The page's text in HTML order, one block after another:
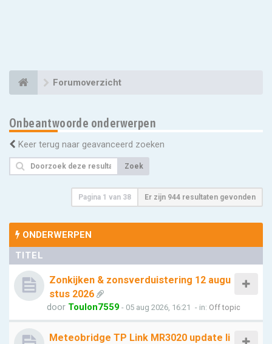
Forumoverzicht
Onbeantwoorde onderwerpen
Keer terug naar geavanceerd zoeken
Zoek
Pagina 1 van 38 Er zijn 944 resultaten gevonden
ONDERWERPEN
TITEL
Zonkijken & zonsverduistering 12 augu
stus 2026
door Toulon7559 - 05 aug 2026, 16:21 - in: Off topic
Meteobridge TP Link MR3020 update li